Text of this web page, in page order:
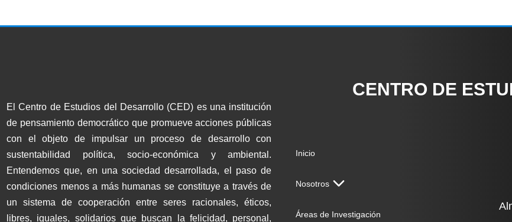
El Centro de Estudios del Desarrollo (CED) es una institución
de pensamiento democrático que promueve acciones públicas
con el objeto de impulsar un proceso de desarrollo con
sustentabilidad política, socio-económica y ambiental.
Entendemos que, en una sociedad desarrollada, el paso de
condiciones menos a más humanas se constituye a través de
un sistema de cooperación entre seres racionales, éticos,
libres, iguales, solidarios que buscan la felicidad, personal,
CENTRO DE
Inicio
Nosotros
Áreas de Investigación